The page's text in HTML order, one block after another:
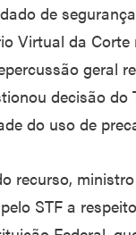
de
Virtual da
geral
decisão
do uso de
recurso,
STF a